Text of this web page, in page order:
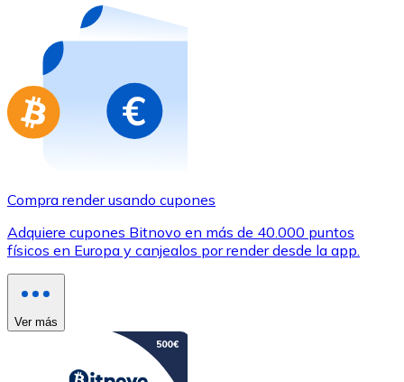
Compra tarjetas regalo de tus marcas favoritas con
Ir a la tienda de tarjetas regalo
Compra render usando cupones
Adquiere cupones Bitnovo en más de 40.000 puntos
físicos en Europa y canjealos por render desde la app.
Ver más